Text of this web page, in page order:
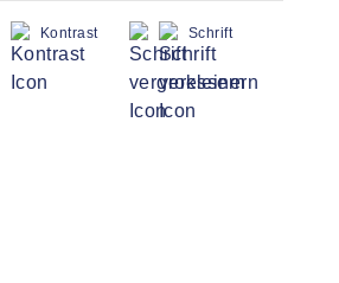
Kontrast Schrift